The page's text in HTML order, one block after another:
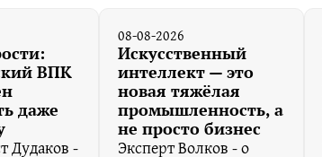
ВПК
даже
Дудаков -
08-08-2026
Искусственный
интеллект — это
новая тяжёлая
промышленность, а
не просто бизнес
Эксперт Волков - о